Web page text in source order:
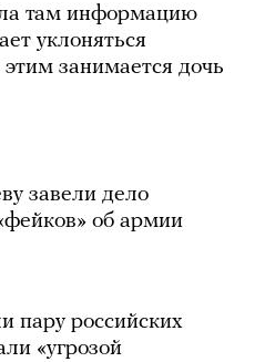
там информацию
уклоняться
занимается дочь
завели дело
об армии
пару российских
«угрозой